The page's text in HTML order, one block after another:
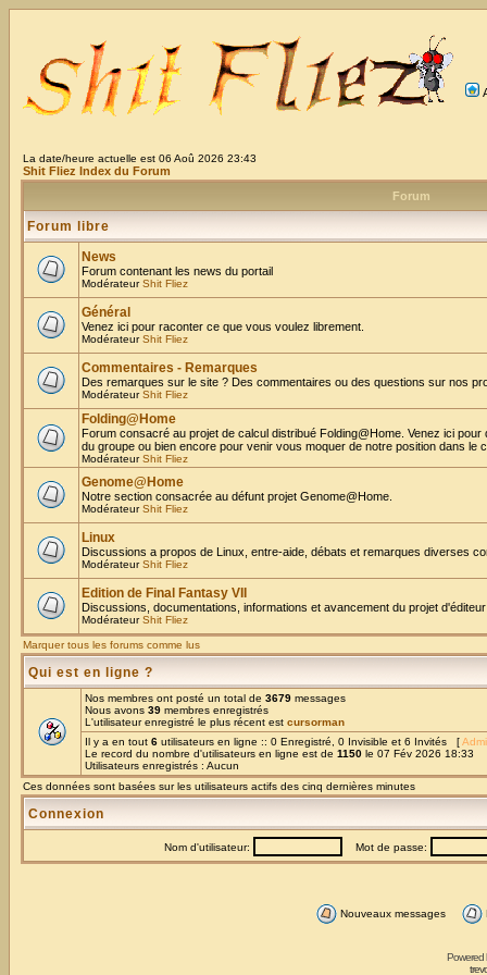
La date/heure actuelle est 06 Aoû 2026 23:43
Shit Fliez Index du Forum
Forum
Forum libre
News
Forum contenant les news du portail
ModérateurShit Fliez
Général
Venez ici pour raconter ce que vous voulez librement.
ModérateurShit Fliez
Commentaires - Remarques
Des remarques sur le site ? Des commentaires ou des questions sur nos
ModérateurShit Fliez
Folding@Home
Forum consacré au projet de calcul distribué Folding@Home. Venez ici
du groupe ou bien encore pour venir vous moquer de notre position dans le
ModérateurShit Fliez
Genome@Home
Notre section consacrée au défunt projet Genome@Home.
ModérateurShit Fliez
Linux
Discussions a propos de Linux, entre-aide, débats et remarques diverses
ModérateurShit Fliez
Edition de Final Fantasy VII
Discussions, documentations, informations et avancement du projet
ModérateurShit Fliez
Marquer tous les forums comme lus
Qui est en ligne ?
Nos membres ont posté un total de 3679 messages
Nous avons 39 membres enregistrés
L'utilisateur enregistré le plus récent est cursorman
Il y a en tout 6 utilisateurs en ligne :: 0 Enregistré, 0 Invisible et 6 Invités [
Le record du nombre d'utilisateurs en ligne est de 1150 le 07 Fév 2026 18:33
Utilisateurs enregistrés : Aucun
Ces données sont basées sur les utilisateurs actifs des cinq dernières minutes
Connexion
Nom d'utilisateur: Mot de passe:
Nouveaux messages
Powered